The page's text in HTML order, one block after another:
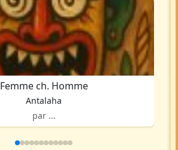
Femme ch. Homme
Antalaha
par ...